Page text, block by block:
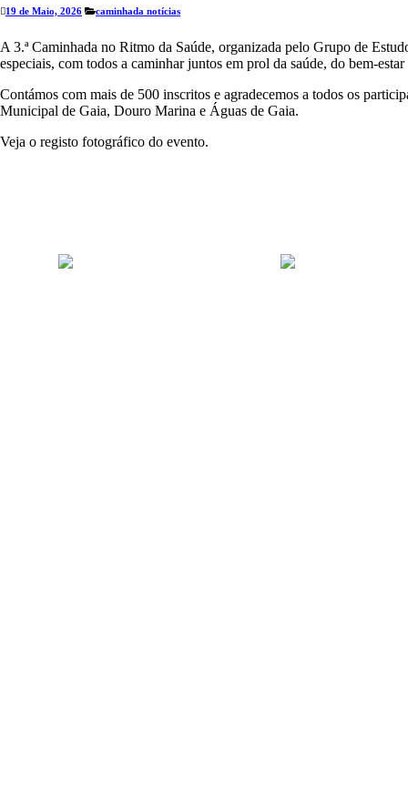
19 de Maio, 2026 caminhada notícias
A 3.ª Caminhada no Ritmo da Saúde, organizada pelo Grupo de
especiais, com todos a caminhar juntos em prol da saúde, do bem-
Contámos com mais de 500 inscritos e agradecemos a todos os
Municipal de Gaia, Douro Marina e Águas de Gaia.
Veja o registo fotográfico do evento.